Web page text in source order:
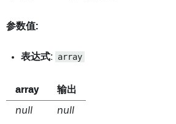
参数值:
表达式: array
array 输出
null null